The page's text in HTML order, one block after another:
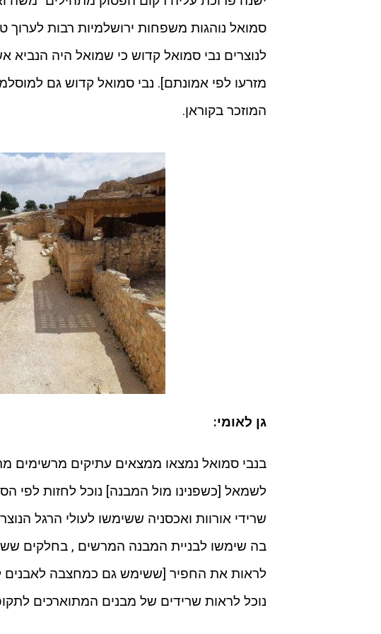
סמואל נוהגות משפחות ירושלמיות רבות
לנוצרים נבי סמואל קדוש כי שמואל היה
מזרעו לפי אמונתם]. נבי סמואל קדוש גם
המוזכר בקוראן.
גן לאומי:
בנבי סמואל נמצאו ממצאים עתיקים מרשימים
לשמאל [כשפנינו מול המבנה] נוכל לחזות לפי
שרידי אורוות ואכסניה ששימשו לעולי הרגל
בה שימשו לבניית המבנה המרשים , בחלקים
לראות את החפיר [ששימש גם כמחצבה לאבנים
נוכל לראות שרידים של מבנים המתוארכים